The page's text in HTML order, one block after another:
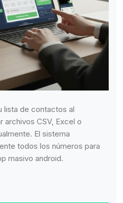
lista de contactos al
archivos CSV, Excel o
El sistema
todos los números para
masivo android.